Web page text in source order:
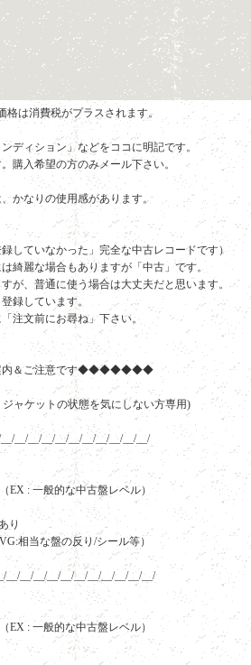
は消費税がプラスされます。
ディション」などをココに明記です。
購入希望の方のみメール下さい。
かなりの使用感があります。
していなかった」完全な中古レコードです）
綺麗な場合もありますが「中古」です。
が、普通に使う場合は大丈夫だと思います。
録しています。
注文前にお尋ね」下さい。
内＆ご注意です◆◆◆◆◆◆◆
ャケットの状態を気にしない方専用)
__/__/__/__/__/__/__/__/__/__/
: 一般的な中古盤レベル）
り
相当な盤の反り/シール等）
__/__/__/__/__/__/__/__/__/__/
: 一般的な中古盤レベル）